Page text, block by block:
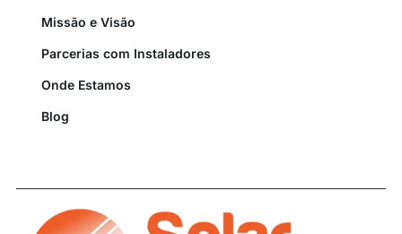
Missão e Visão
Parcerias com Instaladores
Onde Estamos
Blog